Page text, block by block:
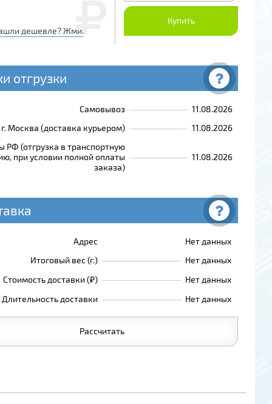
дешевле? Жми.
Купить
отгрузки
Самовывоз
11.08.2026
г. Москва (доставка курьером)
11.08.2026
РФ (отгрузка в транспортную
при условии полной оплаты
заказа)
11.08.2026
Адрес
Нет данных
Итоговый вес (г.)
Нет данных
Стоимость доставки (₽)
Нет данных
Длительность доставки
Нет данных
Рассчитать